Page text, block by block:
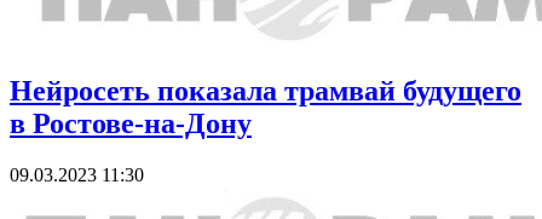
Нейросеть показала трамвай будущего
в Ростове-на-Дону
09.03.2023 11:30